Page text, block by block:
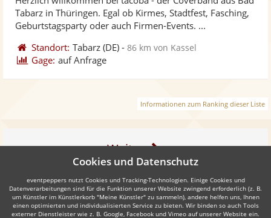
Fotos
Tabarz in Thüringen. Egal ob Kirmes, Stadtfest, Fasching,
Geburtstagsparty oder auch Firmen-Events. ...
Standort: Tabarz (DE) -86 km von Kassel
Gage: auf Anfrage
Informationen zum Ranking dieser Liste
Weiter
Cookies und Datenschutz
eventpeppers nutzt Cookies und Tracking-Technologien. Einige Cookies und
Datenverarbeitungen sind für die Funktion unserer Website zwingend erforderlich (z. B.
um Künstler im Künstlerkorb "Meine Künstler" zu sammeln), andere helfen uns, Ihnen
einen optimierten und individualisierten Service zu bieten. Wir binden so auch Tools
externer Dienstleister wie z. B. Google, Facebook und Vimeo auf unserer Website ein.